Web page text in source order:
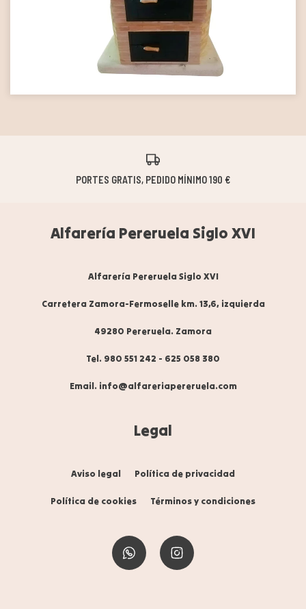
24/72H PAQUETERÍA | 20/40 DÍAS HORNOS
Alfarería Pereruela Siglo XVI
Alfarería Pereruela Siglo XVI
Carretera Zamora-Fermoselle km. 13,6, izquierda
49280 Pereruela. Zamora
Tel. 980 551 242 - 625 058 380
Email. info@alfareriapereruela.com
Legal
Aviso legal Política de privacidad
Política de cookies Términos y condiciones